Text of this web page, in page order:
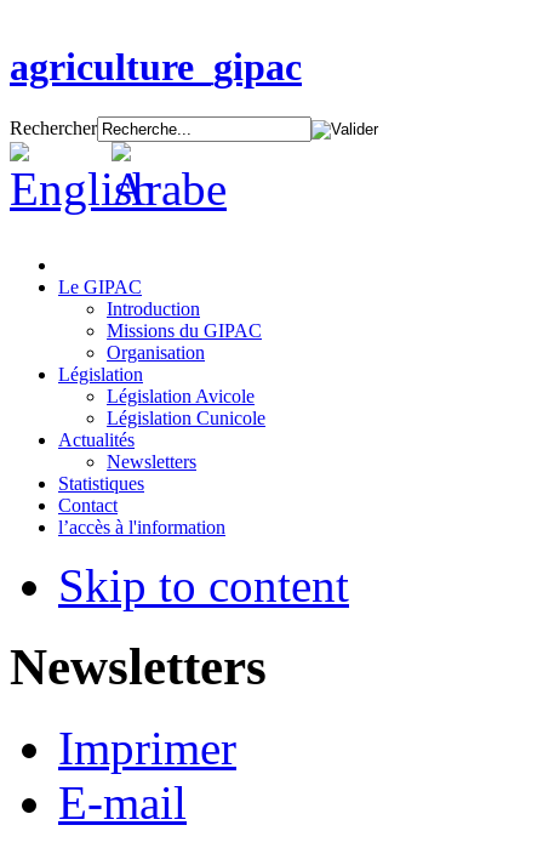
agriculture_gipac
Rechercher
Le GIPAC
Introduction
Missions du GIPAC
Organisation
Législation
Législation Avicole
Législation Cunicole
Actualités
Newsletters
Statistiques
Contact
l’accès à l'information
Skip to content
Newsletters
Imprimer
E-mail